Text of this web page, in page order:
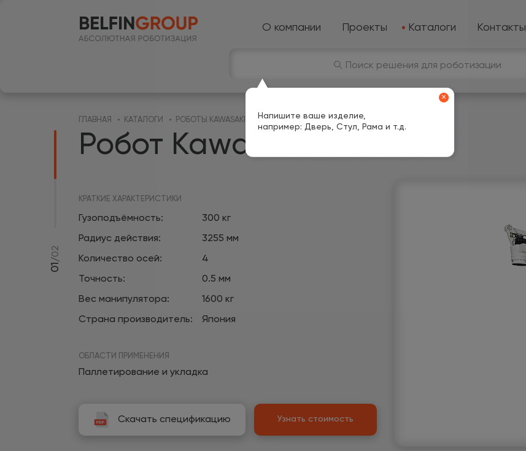
О компании Проекты Каталоги Контакты
Поиск решения для роботизации
ГЛАВНАЯ КАТАЛОГИ РОБОТЫ KAWASAKI
01
/
02
Робот Kawasaki CP300L
КРАТКИЕ ХАРАКТЕРИСТИКИ
Гузоподъёмность:
Радиус действия:
Количество осей:
Точность:
Вес манипулятора:
Страна производитель:
300 кг
3255 мм
4
0.5 мм
1600 кг
Япония
ОБЛАСТИ ПРИМЕНЕНИЯ
Паллетирование и укладка
Скачать спецификацию Узнать стоимость
Напишите ваше изделие,
например: Дверь, Стул, Рама и т.д.
×